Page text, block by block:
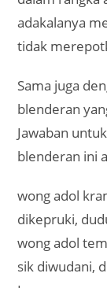
berasal dari
Berfungsi
Dalam
Wong-wong
disrimpungi
wonge sing
Tentunya
dagangannya
dan
melihat dan